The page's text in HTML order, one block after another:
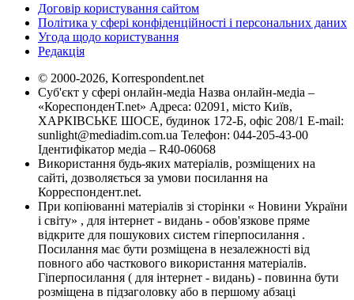
Договір користування сайтом
Політика у сфері конфіденційності і персональних даних
Угода щодо користування
Редакція
© 2000-2026, Korrespondent.net
Суб'єкт у сфері онлайн-медіа Назва онлайн-медіа –
«КореспонденТ.net» Адреса: 02091, місто Київ,
ХАРКІВСЬКЕ ШОСЕ, будинок 172-Б, офіс 208/1 E-mail:
sunlight@mediadim.com.ua Телефон: 044-205-43-00
Ідентифікатор медіа – R40-06068
Використання будь-яких матеріалів, розміщених на
сайті, дозволяється за умови посилання на
Корреспондент.net.
При копіюванні матеріалів зі сторінки « Новини України
і світу» , для інтернет - видань - обов'язкове пряме
відкрите для пошукових систем гіперпосилання .
Посилання має бути розміщена в незалежності від
повного або часткового використання матеріалів.
Гіперпосилання ( для інтернет - видань) - повинна бути
розміщена в підзаголовку або в першому абзаці